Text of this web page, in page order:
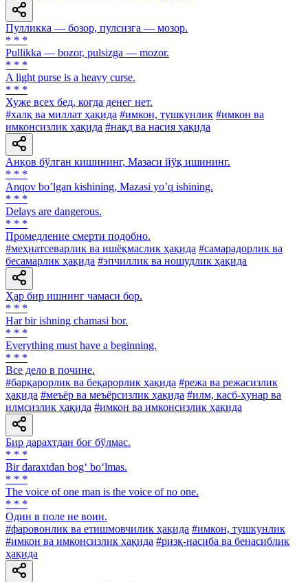
Пулликка — бозор, пулсизга — мозор.
* * *
Pullikka — bozor, pulsizga — mozor.
* * *
A light purse is a heavy curse.
* * *
Хуже всех бед, когда денег нет.
#халқ ва миллат ҳақида #имкон, тушкунлик #имкон ва
имконсизлик ҳақида #нақд ва насия ҳақида
Анқов бўлган кишининг, Мазаси йўқ ишининг.
* * *
Аnqov boʼlgan kishining, Mazasi yoʼq ishining.
* * *
Delays are dangerous.
* * *
Промедление смерти подобно.
#меҳнатсеварлик ва ишёқмаслик ҳақида #самарадорлик ва
бесамарлик ҳақида #эпчиллик ва ношудлик ҳақида
Ҳар бир ишнинг чамаси бор.
* * *
Har bir ishning chamasi bor.
* * *
Everything must have a beginning.
* * *
Все дело в почине.
#барқарорлик ва беқарорлик ҳақида #режа ва режасизлик
ҳақида #меъёр ва меъёрсизлик ҳақида #илм, касб-ҳунар ва
илмсизлик ҳақида #имкон ва имконсизлик ҳақида
Бир дарахтдан боғ бўлмас.
* * *
Bir daraxtdan bog‘ bo‘lmas.
* * *
The voice of one man is the voice of no one.
* * *
Один в поле не воин.
#фаровонлик ва етишмовчилик ҳақида #имкон, тушкунлик
#имкон ва имконсизлик ҳақида #ризқ-насиба ва бенасиблик
ҳақида